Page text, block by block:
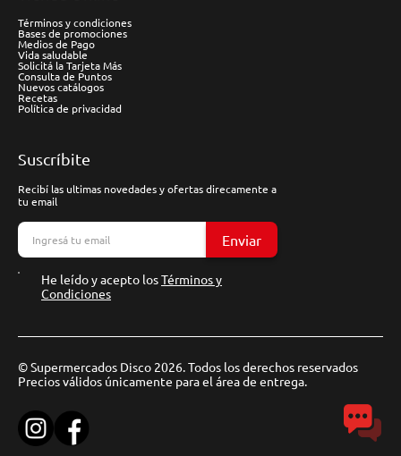
Términos y condiciones
Bases de promociones
Medios de Pago
Vida saludable
Solicitá la Tarjeta Más
Consulta de Puntos
Nuevos catálogos
Recetas
Política de privacidad
Suscríbite
Recibí las ultimas novedades y ofertas direcamente a
tu email
Enviar
He leído y acepto losTérminos y
Condiciones
© Supermercados Disco 2026. Todos los derechos reservados
Precios válidos únicamente para el área de entrega.